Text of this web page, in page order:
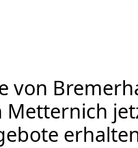
von
Metternich